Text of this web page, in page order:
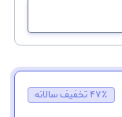
۴۷٪ تخفیف سالانه